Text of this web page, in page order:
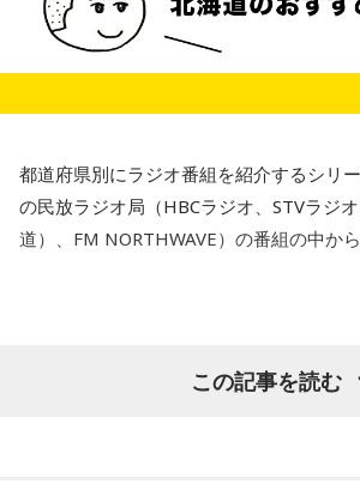
都道府県別にラジオ番組を紹介するシリ
の民放ラジオ局（HBCラジオ、STVラジ
道）、FM NORTHWAVE）の番組の中か
この記事を読む